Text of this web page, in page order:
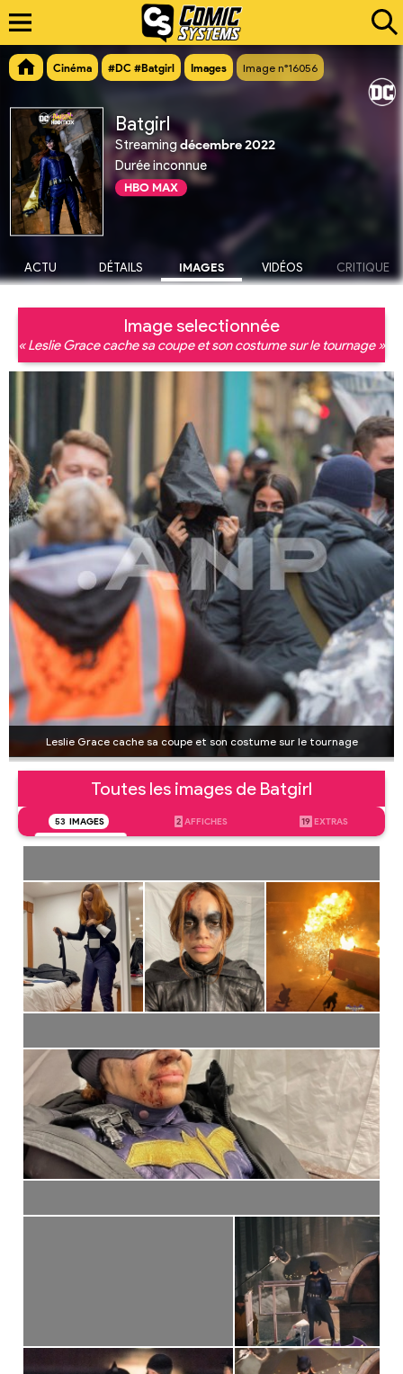
Cinéma #DC #Batgirl Images Image n°16056
Batgirl
Streaming décembre 2022
Durée inconnue
HBO MAX
ACTU DÉTAILS IMAGES VIDÉOS CRITIQUE
Image selectionnée
« Leslie Grace cache sa coupe et son costume sur le tournage »
Leslie Grace cache sa coupe et son costume sur le tournage
Toutes les images de Batgirl
53 IMAGES 2 AFFICHES 19 EXTRAS